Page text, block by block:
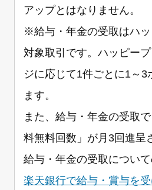
アップとはなりません。
※給与・年金の受取はハ
対象取引です。ハッピー
ジに応じて1件ごとに1～3
ます。
また、給与・年金の受取
料無料回数」が月3回進呈
給与・年金の受取について
楽天銀行で給与・賞与を